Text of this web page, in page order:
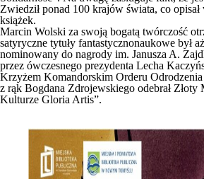
Zwiedził ponad 100 krajów świata, co
książek.
Marcin Wolski za swoją bogatą twórczość
satyryczne tytuły fantastycznonaukowe był
nominowany do nagrody im. Janusza A.
przez ówczesnego prezydenta Lecha
Krzyżem Komandorskim Orderu
z rąk Bogdana Zdrojewskiego odebrał Złoty
Kulturze Gloria Artis”.